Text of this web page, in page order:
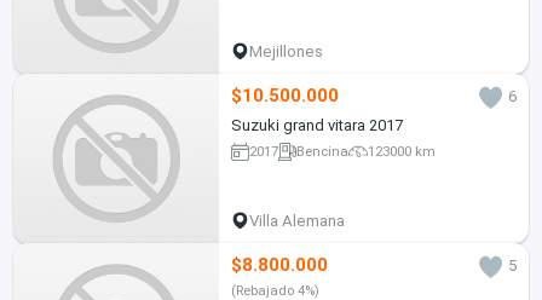
Mejillones
$10.500.000
6
Suzuki grand vitara 2017
2017 Bencina 123000 km
Villa Alemana
$8.800.000 5
(Rebajado 4%)